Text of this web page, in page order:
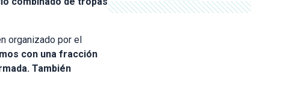
organizado por el
con una fracción
También